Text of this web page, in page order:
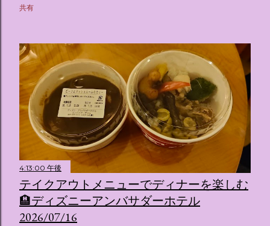
共有
4:13:00 午後
テイクアウトメニューでディナーを楽しむ
🏨ディズニーアンバサダーホテル
2026/07/16